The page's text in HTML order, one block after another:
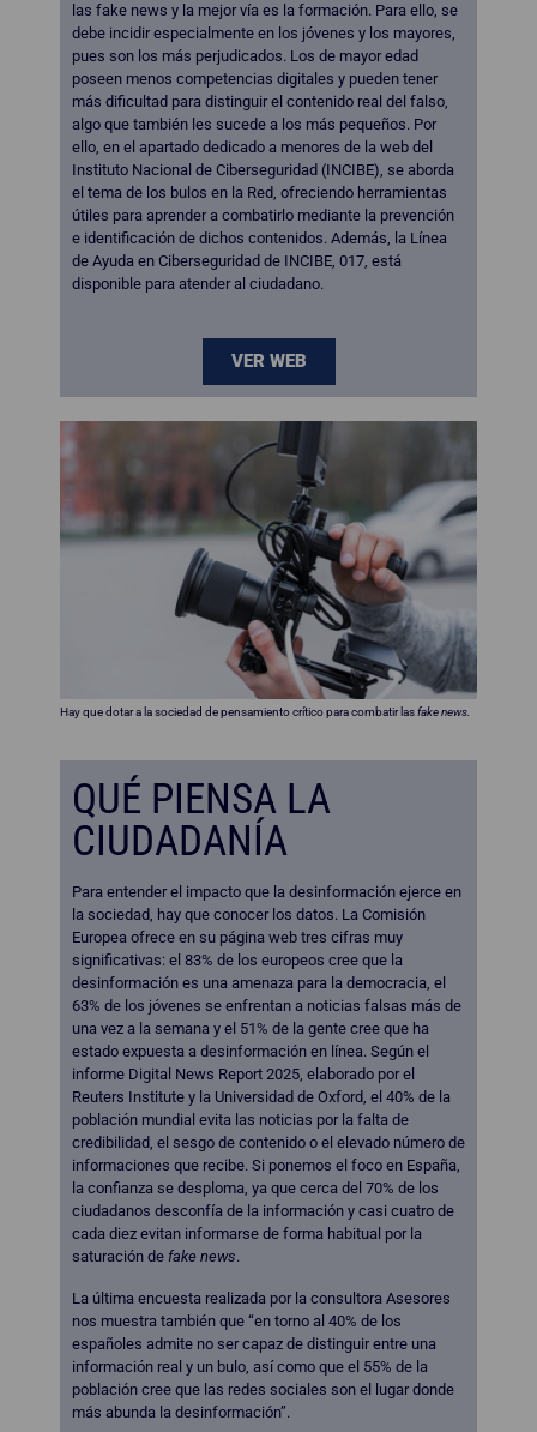
las fake news y la mejor vía es la formación. Para ello, se
debe incidir especialmente en los jóvenes y los mayores,
pues son los más perjudicados. Los de mayor edad
poseen menos competencias digitales y pueden tener
más dificultad para distinguir el contenido real del falso,
algo que también les sucede a los más pequeños. Por
ello, en el apartado dedicado a menores de la web del
Instituto Nacional de Ciberseguridad (INCIBE), se aborda
el tema de los bulos en la Red, ofreciendo herramientas
útiles para aprender a combatirlo mediante la prevención
e identificación de dichos contenidos. Además, la Línea
de Ayuda en Ciberseguridad de INCIBE, 017, está
disponible para atender al ciudadano.
VER WEB
Hay que dotar a la sociedad de pensamiento crítico para combatir lasfake news.
QUÉ PIENSA LA
CIUDADANÍA
Para entender el impacto que la desinformación ejerce en
la sociedad, hay que conocer los datos. La Comisión
Europea ofrece en su página web tres cifras muy
significativas: el 83% de los europeos cree que la
desinformación es una amenaza para la democracia, el
63% de los jóvenes se enfrentan a noticias falsas más de
una vez a la semana y el 51% de la gente cree que ha
estado expuesta a desinformación en línea. Según el
informe Digital News Report 2025, elaborado por el
Reuters Institute y la Universidad de Oxford, el 40% de la
población mundial evita las noticias por la falta de
credibilidad, el sesgo de contenido o el elevado número de
informaciones que recibe. Si ponemos el foco en España,
la confianza se desploma, ya que cerca del 70% de los
ciudadanos desconfía de la información y casi cuatro de
cada diez evitan informarse de forma habitual por la
saturación de fake news.
La última encuesta realizada por la consultora Asesores
nos muestra también que “en torno al 40% de los
españoles admite no ser capaz de distinguir entre una
información real y un bulo, así como que el 55% de la
población cree que las redes sociales son el lugar donde
más abunda la desinformación”.